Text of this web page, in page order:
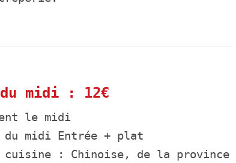
du midi : 12€
le midi
du midi Entrée + plat
cuisine : Chinoise, de la province